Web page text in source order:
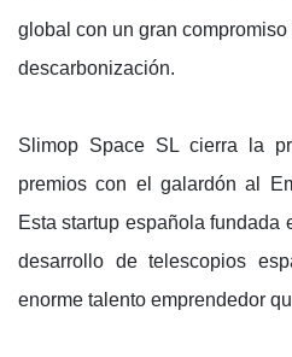
global con un gran
descarbonización.
Slimop Space SL cierra la
premios con el galardón al
Esta startup española fundada
desarrollo de telescopios
enorme talento emprendedor